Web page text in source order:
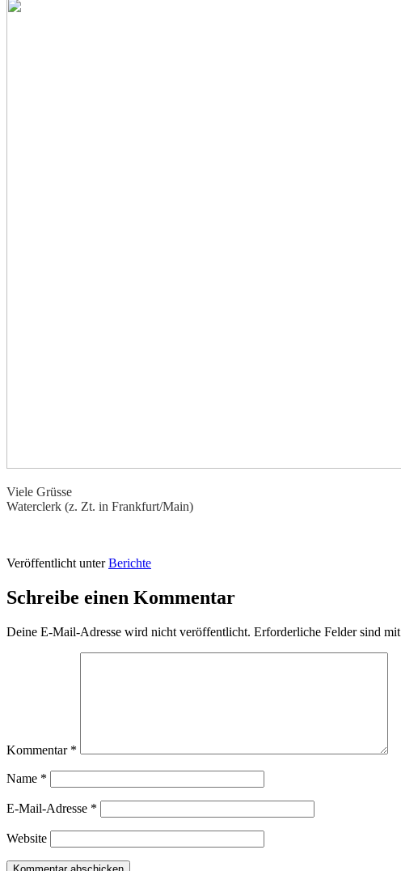
Viele Grüsse
Waterclerk (z. Zt. in Frankfurt/Main)
Veröffentlicht unter Berichte
Schreibe einen Kommentar
Deine E-Mail-Adresse wird nicht veröffentlicht. Erforderliche Felder sind mit
Kommentar *
Name *
E-Mail-Adresse *
Website